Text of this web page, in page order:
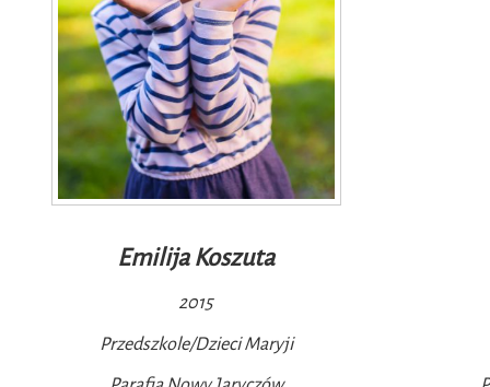
Emilija Koszuta
2015
Przedszkole/Dzieci Maryji